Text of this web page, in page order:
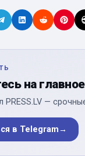
на
PRESS.LV —
в Telegram→